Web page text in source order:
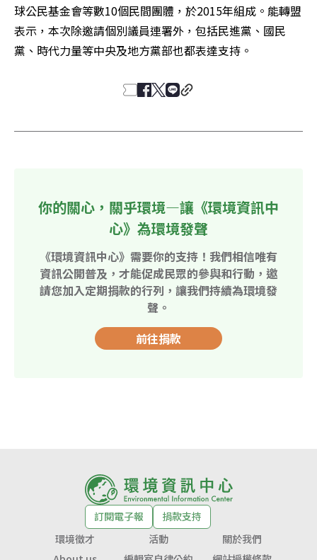
球公民基金會等數10個民間團體，於2015年組成。能轉盟
表示，本次除邀請個別議員連署外，包括民進黨、國民
黨、時代力量等中央及地方黨部也都表達支持。
你的關心，關乎環境—讓《環境資訊中
心》為環境發聲
《環境資訊中心》需要你的支持！我們相信唯有
資訊公開普及，才能促成民眾的參與和行動，邀
請您加入定期捐款的行列，讓我們持續為環境發
聲。
前往捐款
訂閱電子報
捐款支持
環境徵才
活動
關於我們